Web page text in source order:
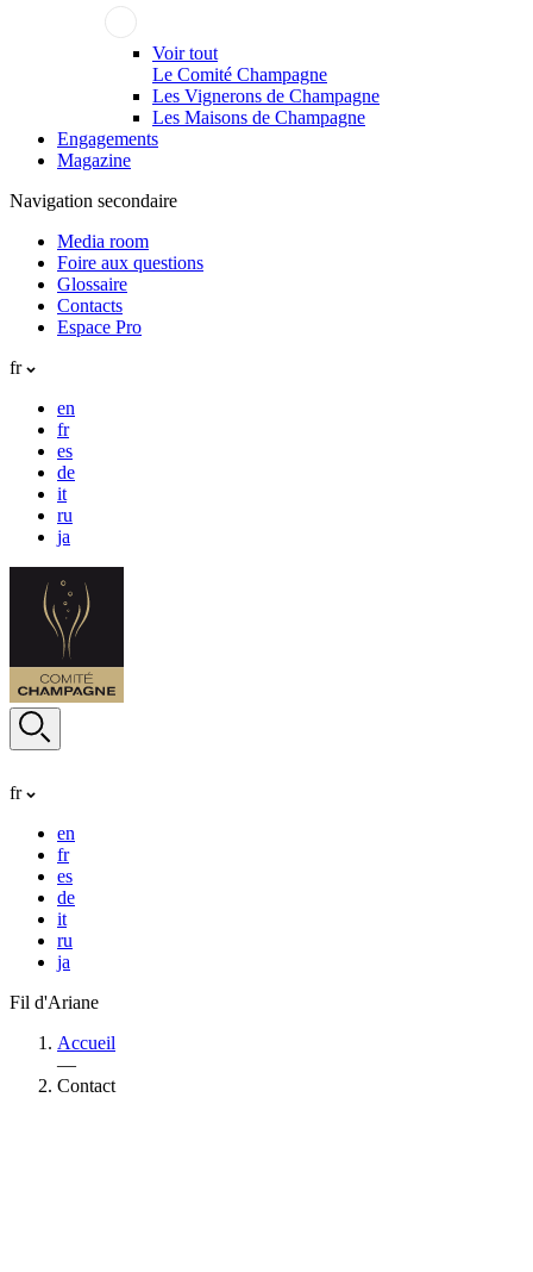
Voir tout
Le Comité Champagne
Les Vignerons de Champagne
Les Maisons de Champagne
Engagements
Magazine
Navigation secondaire
Media room
Foire aux questions
Glossaire
Contacts
Espace Pro
fr
en
fr
es
de
it
ru
ja
fr
en
fr
es
de
it
ru
ja
Fil d'Ariane
Accueil
—
Contact